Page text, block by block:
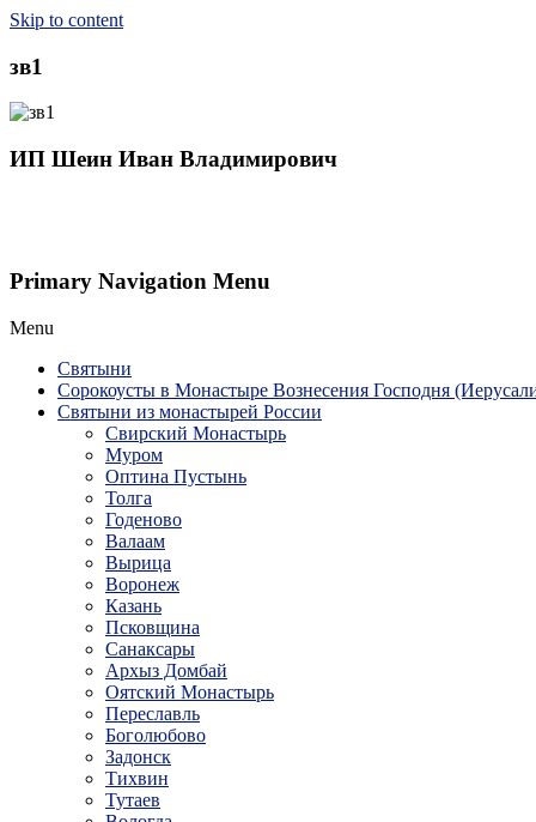
Skip to content
зв1
ИП Шеин Иван Владимирович
Primary Navigation Menu
Menu
Святыни
Сорокоусты в Монастыре Вознесения Господня
Святыни из монастырей России
Свирский Монастырь
Муром
Оптина Пустынь
Толга
Годеново
Валаам
Вырица
Воронеж
Казань
Псковщина
Санаксары
Архыз Домбай
Оятский Монастырь
Переславль
Боголюбово
Задонск
Тихвин
Тутаев